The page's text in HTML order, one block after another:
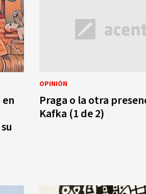
OPINIÓN
Praga o la otra
Kafka (1 de 2)